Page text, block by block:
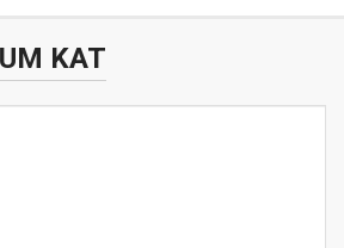
KAT